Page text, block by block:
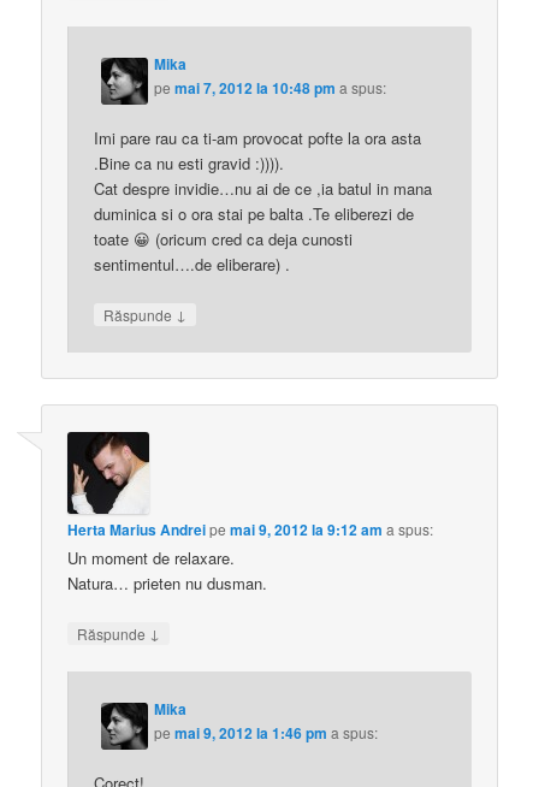
Mika
pemai 7, 2012 la 10:48 pm a spus:
Imi pare rau ca ti-am provocat pofte la ora asta
.Bine ca nu esti gravid :)))).
Cat despre invidie…nu ai de ce ,ia batul in mana
duminica si o ora stai pe balta .Te eliberezi de
toate 😀 (oricum cred ca deja cunosti
sentimentul….de eliberare) .
Răspunde ↓
Herta Marius Andreipemai 9, 2012 la 9:12 am a spus:
Un moment de relaxare.
Natura… prieten nu dusman.
Răspunde ↓
Mika
pemai 9, 2012 la 1:46 pm a spus: